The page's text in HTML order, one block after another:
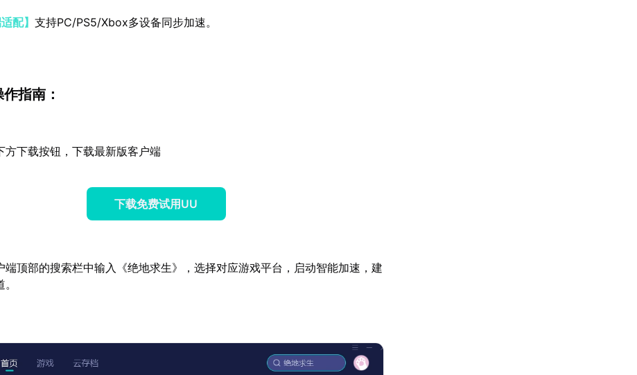
适配】支持PC/PS5/Xbox多设备同步加速。
指南：
方下载按钮，下载最新版客户端
下载免费试用UU
端顶部的搜索栏中输入《绝地求生》，选择对应游戏平台，启动智能加速，建